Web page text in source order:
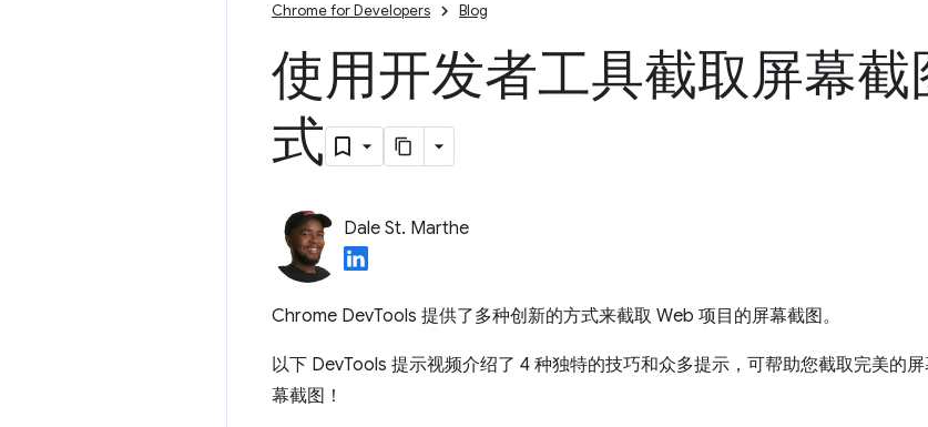
Chrome for Developers Blog
使用开发者工具截取屏幕截
式
Dale St. Marthe
Chrome DevTools 提供了多种创新的方式来截取 Web 项目的屏幕截图。
以下 DevTools 提示视频介绍了 4 种独特的技巧和众多提示，可帮助您截取完美的
幕截图！